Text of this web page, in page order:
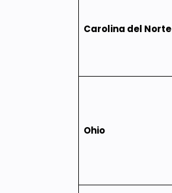
Carolina del Norte
Ohio